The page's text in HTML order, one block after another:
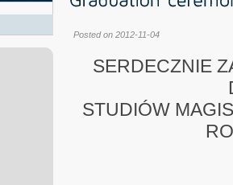
Posted on 2012-11-04
SERDECZNIE
STUDIÓW